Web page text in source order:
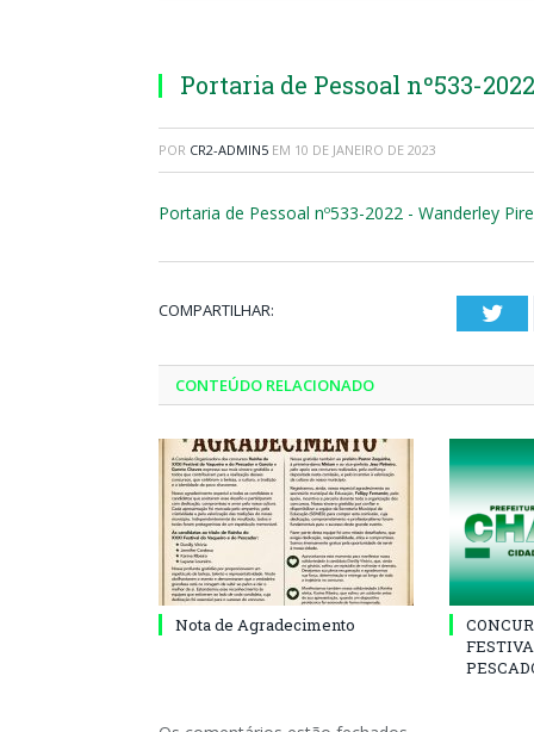
Portaria de Pessoal nº533-
POR CR2-ADMIN5 EM 10 DE JANEIRO DE 2023
Portaria de Pessoal nº533-2022 - Wanderley
COMPARTILHAR:
CONTEÚDO RELACIONADO
Nota de Agradecimento